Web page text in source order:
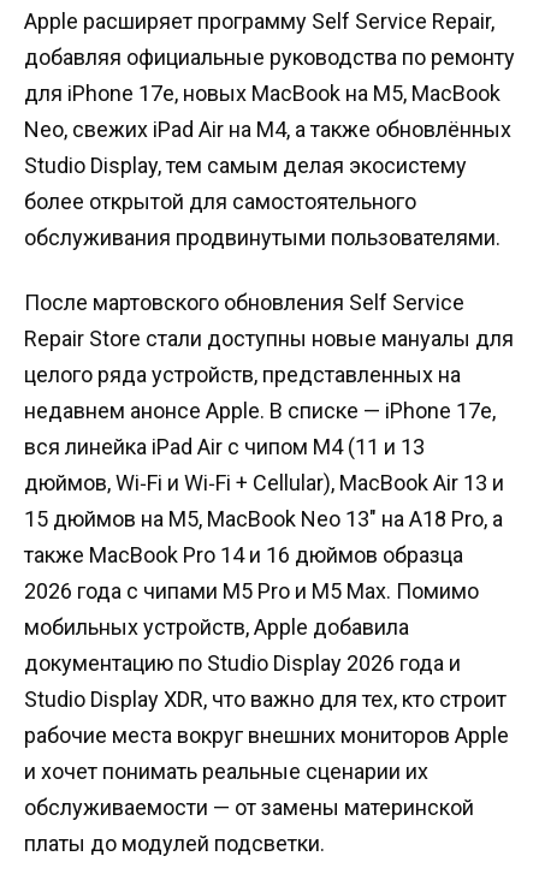
Apple расширяет программу Self Service Repair,
добавляя официальные руководства по ремонту
для iPhone 17e, новых MacBook на M5, MacBook
Neo, свежих iPad Air на M4, а также обновлённых
Studio Display, тем самым делая экосистему
более открытой для самостоятельного
обслуживания продвинутыми пользователями.
После мартовского обновления Self Service
Repair Store стали доступны новые мануалы для
целого ряда устройств, представленных на
недавнем анонсе Apple. В списке — iPhone 17e,
вся линейка iPad Air с чипом M4 (11 и 13
дюймов, Wi‑Fi и Wi‑Fi + Cellular), MacBook Air 13 и
15 дюймов на M5, MacBook Neo 13″ на A18 Pro, а
также MacBook Pro 14 и 16 дюймов образца
2026 года с чипами M5 Pro и M5 Max. Помимо
мобильных устройств, Apple добавила
документацию по Studio Display 2026 года и
Studio Display XDR, что важно для тех, кто строит
рабочие места вокруг внешних мониторов Apple
и хочет понимать реальные сценарии их
обслуживаемости — от замены материнской
платы до модулей подсветки.